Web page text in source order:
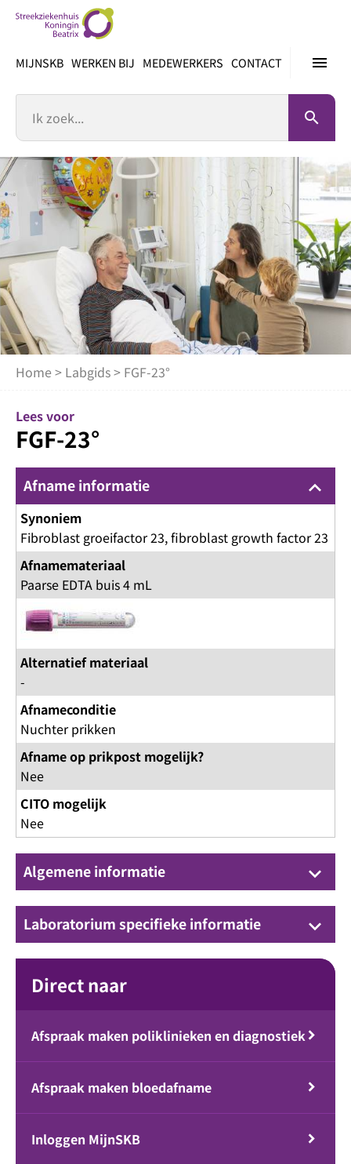
inhoud
menu
MIJNSKB WERKEN BIJ MEDEWERKERS CONTACT
search
Home > Labgids> FGF-23°
Lees voor
FGF-23°
Afname informatie keyboard_arrow_up
Synoniem
Fibroblast groeifactor 23, fibroblast growth factor 23
Afnamemateriaal
Paarse EDTA buis 4 mL
Alternatief materiaal
-
Afnameconditie
Nuchter prikken
Afname op prikpost mogelijk?
Nee
CITO mogelijk
Nee
Algemene informatie keyboard_arrow_down
Laboratorium specifieke informatie keyboard_arrow_down
Direct naar
Afspraak maken poliklinieken en diagnostiek
Afspraak maken bloedafname
Inloggen MijnSKB